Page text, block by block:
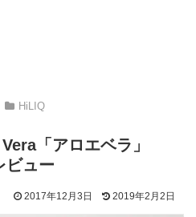
HiLIQ
「アロエベラ」
ビュー
2017年12月3日 2019年2月2日